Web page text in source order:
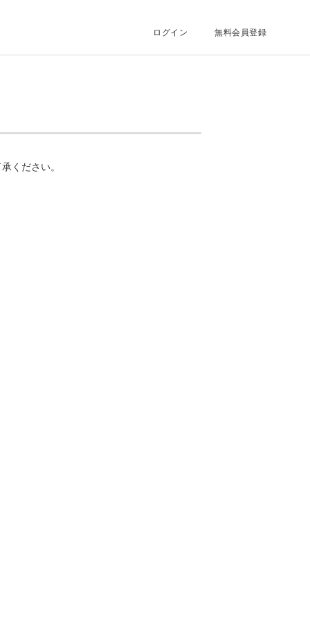
ログイン 無料会員登録
ください。